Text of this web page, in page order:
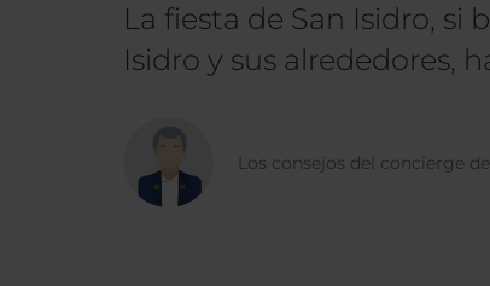
La fiesta de San Isidro,
Isidro y sus alrededores,
Los consejos del concierge